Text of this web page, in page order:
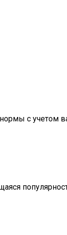
с учетом